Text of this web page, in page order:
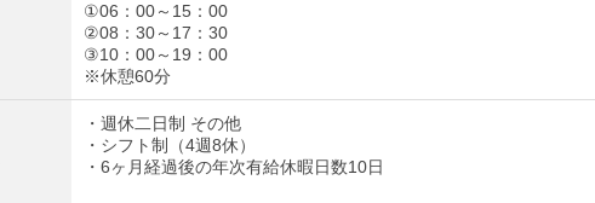
①06：00～15：00
②08：30～17：30
③10：00～19：00
※休憩60分
・週休二日制 その他
・シフト制（4週8休）
・6ヶ月経過後の年次有給休暇日数10日